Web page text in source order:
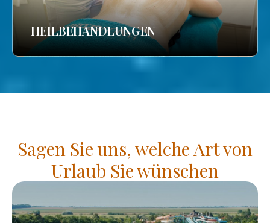
HEILBEHANDLUNGEN
Sagen Sie uns, welche Art von
Urlaub Sie wünschen